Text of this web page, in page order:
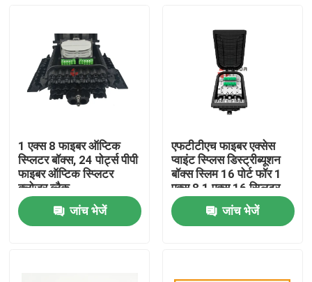
1 एक्स 8 फाइबर ऑप्टिक
स्प्लिटर बॉक्स, 24 पोर्ट्स पीपी
फाइबर ऑप्टिक स्प्लिटर
क्लोजर ब्लैक
जांच भेजें
एफटीटीएच फाइबर एक्सेस
प्वाइंट स्प्लिस डिस्ट्रीब्यूशन
बॉक्स स्लिम 16 पोर्ट फॉर 1
एक्स 8 1 एक्स 16 स्प्लिटर
जांच भेजें